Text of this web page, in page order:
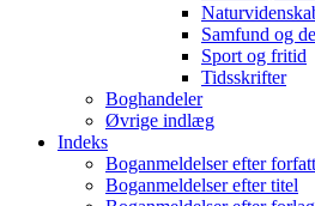
Samfund og
Sport og fritid
Tidsskrifter
Boghandeler
Øvrige indlæg
Indeks
Boganmeldelser efter
Boganmeldelser efter titel